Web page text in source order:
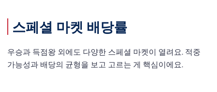
스페셜 마켓 배당률
우승과 득점왕 외에도 다양한 스페셜 마켓이 열려요. 적중
가능성과 배당의 균형을 보고 고르는 게 핵심이에요.